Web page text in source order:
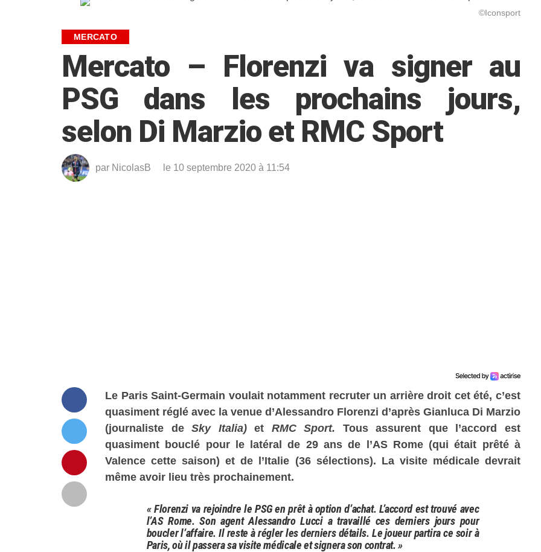
©Iconsport
MERCATO
Mercato – Florenzi va signer au
PSG dans les prochains jours,
selon Di Marzio et RMC Sport
par NicolasB le 10 septembre 2020 à 11:54
Le Paris Saint-Germain voulait notamment recruter un arrière droit cet été, c’est
quasiment réglé avec la venue d’Alessandro Florenzi d’après Gianluca Di Marzio
(journaliste deSky Italia)et RMC Sport. Tous assurent que l’accord est
quasiment bouclé pour le latéral de 29 ans de l’AS Rome (qui était prêté à
Valence cette saison) et de l’Italie (36 sélections). La visite médicale devrait
même avoir lieu très prochainement.
« Florenzi va rejoindre le PSG en prêt à option d’achat. L’accord est trouvé avec
l’AS Rome. Son agent Alessandro Lucci a travaillé ces derniers jours pour
boucler l’affaire. Il reste à régler les derniers détails. Le joueur partira ce soir à
Paris, où il passera sa visite médicale et signera son contrat. »